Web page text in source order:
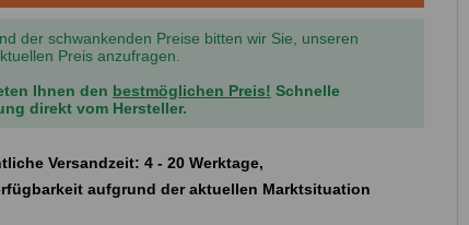
der schwankenden Preise bitten wir Sie, unseren
Preis anzufragen.
Ihnen den bestmöglichen Preis! Schnelle
direkt vom Hersteller.
Versandzeit: 4 - 20 Werktage,
aufgrund der aktuellen Marktsituation